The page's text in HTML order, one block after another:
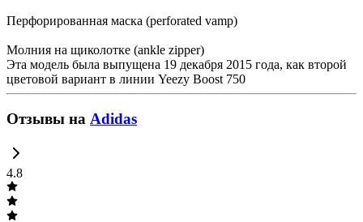
Перфорированная маска (perforated vamp)
Молния на щиколотке (ankle zipper)
Эта модель была выпущена 19 декабря 2015 года, как второй
цветовой вариант в линии Yeezy Boost 750
Отзывы на Adidas
4.8